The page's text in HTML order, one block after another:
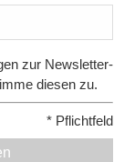
zur Newsletter-
diesen zu.
* Pflichtfeld